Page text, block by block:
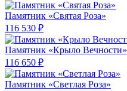
Памятник «Святая Роза»
116 530 ₽
Памятник «Крыло Вечности»
116 650 ₽
Памятник «Светлая Роза»